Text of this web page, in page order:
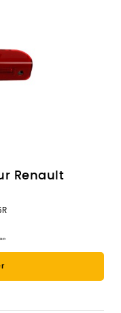
Renault